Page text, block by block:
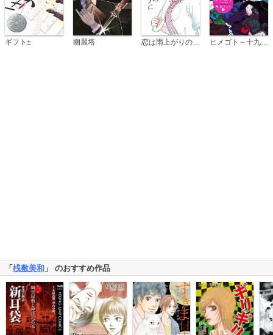
ギフト± 幽麗塔 恋は雨上がりのように ヒメゴト～十九歳の制服～
「 桟敷美和 」 のおすすめ作品